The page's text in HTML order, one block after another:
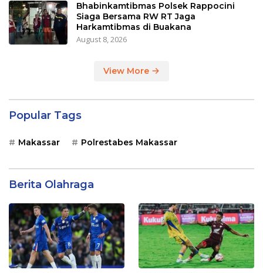
Bhabinkamtibmas Polsek Rappocini
Siaga Bersama RW RT Jaga
Harkamtibmas di Buakana
August 8, 2026
View More
Popular Tags
Makassar Polrestabes Makassar
Berita Olahraga